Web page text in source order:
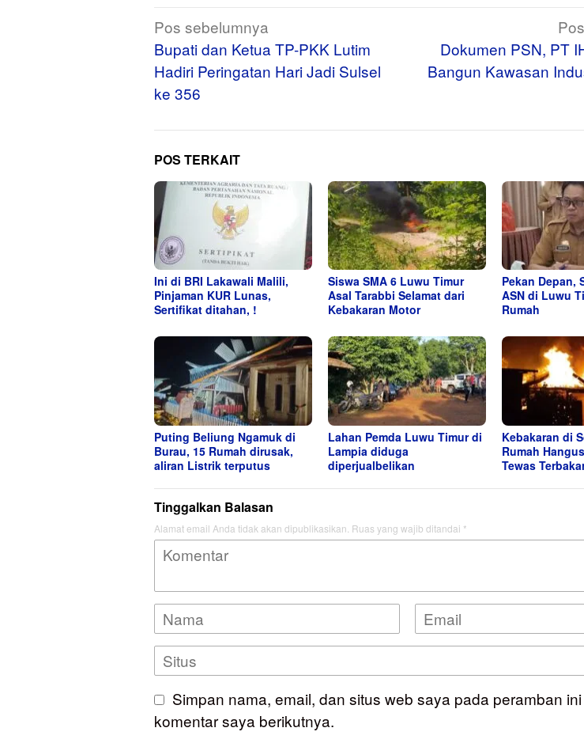
Navigasi
pos
Pos sebelumnya
Bupati dan Ketua TP-PKK Lutim
Hadiri Peringatan Hari Jadi Sulsel
ke 356
Dokumen PSN, PT
Bangun Kawasan
POS TERKAIT
Ini di BRI Lakawali Malili,
Pinjaman KUR Lunas,
Sertifikat ditahan, !
Siswa SMA 6 Luwu Timur
Asal Tarabbi Selamat dari
Kebakaran Motor
Pekan Depan,
ASN di Luwu
Rumah
Puting Beliung Ngamuk di
Burau, 15 Rumah dirusak,
aliran Listrik terputus
Lahan Pemda Luwu Timur di
Lampia diduga
diperjualbelikan
Kebakaran di
Rumah
Tewas
Tinggalkan Balasan
Alamat email Anda tidak akan dipublikasikan. Ruas yang wajib ditandai *
Simpan nama, email, dan situs web saya pada peramban
komentar saya berikutnya.